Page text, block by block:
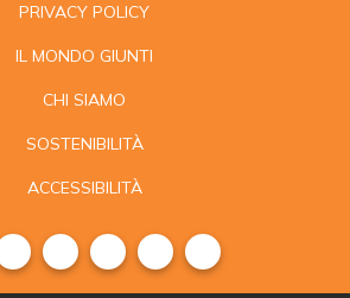
PRIVACY POLICY
IL MONDO GIUNTI
CHI SIAMO
SOSTENIBILITÀ
ACCESSIBILITÀ